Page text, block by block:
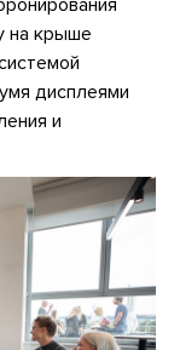
на крыше
дисплеями
и